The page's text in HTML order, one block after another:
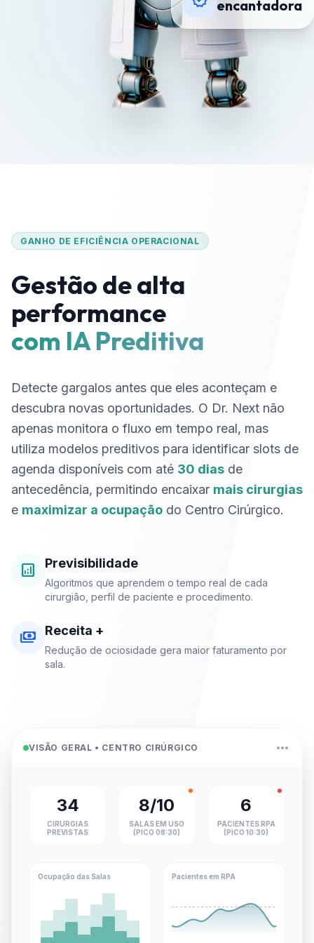
VISÃO GERAL • CENTRO CIRÚRGICO more_horiz
34
CIRURGIAS
PREVISTAS
8/10
SALAS EM USO
(PICO 08:30)
6
PACIENTES RPA
(PICO 10:30)
Ocupação das Salas Pacientes em RPA
GANHO DE EFICIÊNCIA OPERACIONAL
Gestão de alta
performance
com IA Preditiva
Detecte gargalos antes que eles aconteçam e
descubra novas oportunidades. O Dr. Next não
apenas monitora o fluxo em tempo real, mas
utiliza modelos preditivos para identificar slots de
agenda disponíveis com até 30 dias de
antecedência, permitindo encaixar mais cirurgias
e maximizar a ocupação do Centro Cirúrgico.
analytics Previsibilidade
Algoritmos que aprendem o tempo real de cada
cirurgião, perfil de paciente e procedimento.
payments Receita +
Redução de ociosidade gera maior faturamento por
sala.